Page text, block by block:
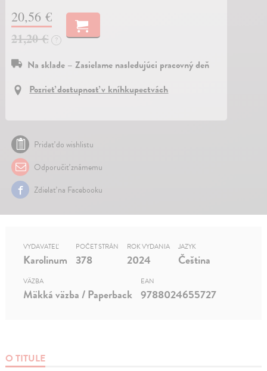
20,56 €
21,20 €
?
Na sklade – Zasielame nasledujúci pracovný deň
Pozrieť dostupnosť v kníhkupectvách
Pridať do wishlistu
Odporučiť známemu
Zdielať na Facebooku
O TITULE
VYDAVATEĽ
Karolinum
POČET STRÁN
378
ROK VYDANIA
2024
JAZYK
Čeština
VÄZBA
Mäkká väzba / Paperback
EAN
9788024655727